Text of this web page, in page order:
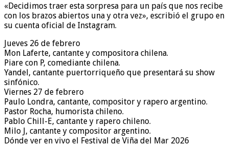
«Decidimos traer esta sorpresa para un país que nos recibe
con los brazos abiertos una y otra vez», escribió el grupo en
su cuenta oficial de Instagram.
Jueves 26 de febrero
Mon Laferte, cantante y compositora chilena.
Piare con P, comediante chilena.
Yandel, cantante puertorriqueño que presentará su show
sinfónico.
Viernes 27 de febrero
Paulo Londra, cantante, compositor y rapero argentino.
Pastor Rocha, humorista chileno.
Pablo Chill-E, cantante y rapero chileno.
Milo J, cantante y compositor argentino.
Dónde ver en vivo el Festival de Viña del Mar 2026